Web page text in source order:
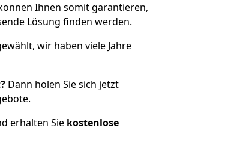
Ihnen somit garantieren,
Lösung finden werden.
wir haben viele Jahre
Dann holen Sie sich jetzt
erhalten Sie kostenlose